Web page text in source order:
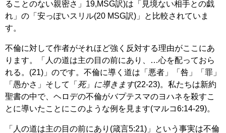
ることのない親密さ」19,MSG訳)は「見境ない相手との戯
れ」の「安っぽいスリル(20 MSG訳)」と比較されていま
す。
不倫に対して作者がそれほど強く反対する理由がここにあ
ります。「人の道は主の目の前にあり、…心を配っておら
れる。(21)」のです。不倫に導く道は「悪者」「咎」「罪」
「愚かさ」そして「 死」 に導きます(22-23)。私たちは新約
聖書の中で、ヘロデの不倫がバプテスマのヨハネを殺すこ
とに導いたことにこのような例を見ます(マルコ6:14-29)。
「人の道は主の目の前にあり(箴言5:21)」という事実は不倫